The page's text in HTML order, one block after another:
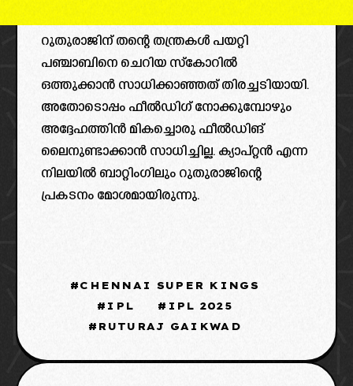
റുതുരാജിന് തന്റെ തന്ത്രകൾ പയറ്റി
പഞ്ചാബിനെ ചെറിയ സ്കോറിൽ
ഒത്തുക്കാൻ സാധിക്കാഞ്ഞത് തിരച്ചടിയായി.
അതോടൊപ്പം ഫീൽഡിഗ് നോക്കുമ്പോഴും
അദ്ദേഹത്തിൻ മികച്ചൊരു ഫീൽഡിങ്
ലൈനുണ്ടാക്കാൻ സാധിച്ചില്ല. ക്യാപ്റ്റൻ എന്ന
നിലയിൽ ബാറ്റിംഗിലും റുതുരാജിന്റെ
പ്രകടനം മോശമായിരുന്നു.
CHENNAI SUPER KINGS
IPL
IPL 2025
RUTURAJ GAIKWAD